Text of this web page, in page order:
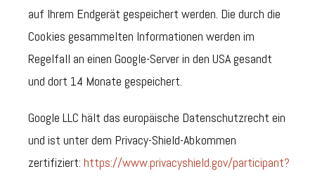
auf Ihrem Endgerät gespeichert werden. Die durch die
Cookies gesammelten Informationen werden im
Regelfall an einen Google-Server in den USA gesandt
und dort 14 Monate gespeichert.
Google LLC hält das europäische Datenschutzrecht ein
und ist unter dem Privacy-Shield-Abkommen
zertifiziert: https://www.privacyshield.gov/participant?